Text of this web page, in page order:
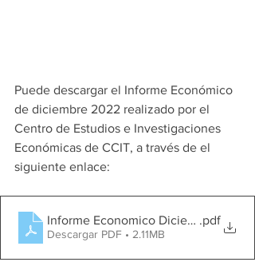
Puede descargar el Informe Económico
de diciembre 2022 realizado por el
Centro de Estudios e Investigaciones
Económicas de CCIT, a través de el
siguiente enlace:
Informe Economico Diciembre 2022
.pdf
Descargar PDF • 2.11MB